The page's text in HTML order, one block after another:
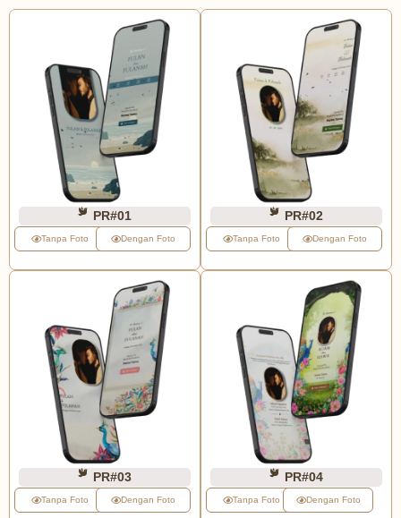
PR#01
Tanpa Foto Dengan Foto
PR#02
Tanpa Foto Dengan Foto
PR#03
Tanpa Foto Dengan Foto
PR#04
Tanpa Foto Dengan Foto